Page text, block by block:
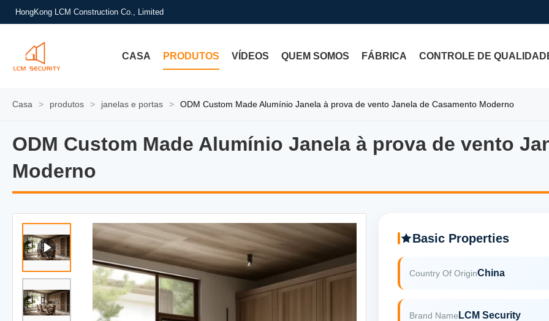
HongKong LCM Construction Co., Limited
CASA PRODUTOS VÍDEOS QUEM SOMOS FÁBRICA CONTROLE DE
Casa > produtos > janelas e portas > ODM Custom Made Alumínio Janela à prova de vento Janela de Casamento Moderno
ODM Custom Made Alumínio Janela à prova de vento
Moderno
ODM Custom Made Alumínio Janela à prova de vento
Basic Properties
Country Of OriginChina
Brand Name LCM Security